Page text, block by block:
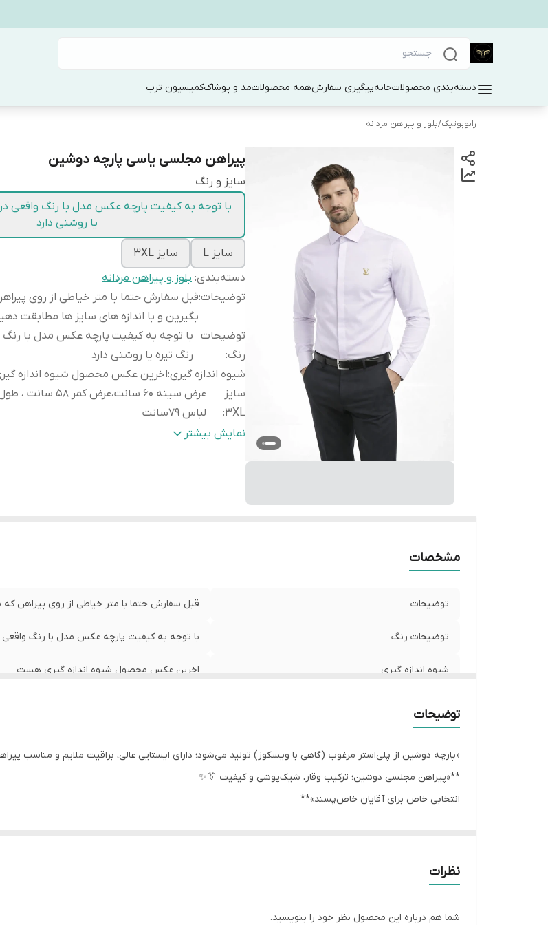
دسته‌بندی محصولاتخانهپیگیری سفارشهمه محصولاتمد و پوشاککمیسیون ترب
رابوبوتیک/بلوز و پیراهن مردانه
پیراهن مجلسی یاسی پارچه دوشین
سایز و رنگ
با توجه به کیفیت پارچه عکس مدل با رنگ واقعی
یا روشنی دارد
سایز L
سایز 3XL
دسته‌بندی: بلوز و پیراهن مردانه
توضیحات:قبل سفارش حتما با متر خیاطی از روی
بگیرین و با اندازه های سایز ها مطابقت
توضیحات
رنگ:
با توجه به کیفیت پارچه عکس مدل با
رنگ تیره یا روشنی دارد
شیوه اندازه گیری:اخرین عکس محصول شیوه اندازه
سایز
3XL
:
لباس 79سانت
سایز
نمایش بیشتر
مشخصات
توضیحات قبل سفارش حتما با متر خیاطی از روی پیراهن که
توضیحات رنگ با توجه به کیفیت پارچه عکس مدل با رنگ واقعی
شیوه اندازه گیری اخرین عکس محصول شیوه اندازه گیری هست
توضیحات
«پارچه دوشین از پلی‌استر مرغوب (گاهی با ویسکوز) تولید می‌شود؛ دارای ایستایی عالی، براقیت ملایم و مناسب
**«پیراهن مجلسی دوشین؛ ترکیب وقار، شیک‌پوشی و کیفیت 👔✨
انتخابی خاص برای آقایان خاص‌پسند»**
نظرات
شما هم درباره این محصول نظر خود را بنویسید.